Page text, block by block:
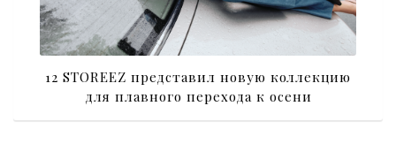
12 STOREEZ представил новую коллекцию
для плавного перехода к осени